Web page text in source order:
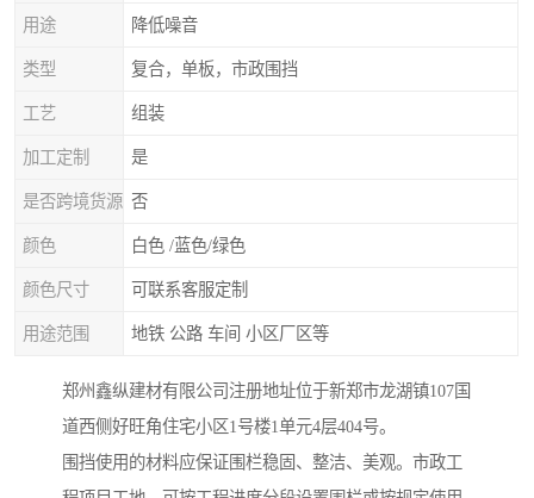
用途 降低噪音
类型 复合，单板，市政围挡
工艺 组装
加工定制 是
是否跨境货源 否
颜色 白色 /蓝色/绿色
颜色尺寸 可联系客服定制
用途范围 地铁 公路 车间 小区厂区等
郑州鑫纵建材有限公司注册地址位于新郑市龙湖镇107国
道西侧好旺角住宅小区1号楼1单元4层404号。
围挡使用的材料应保证围栏稳固、整洁、美观。市政工